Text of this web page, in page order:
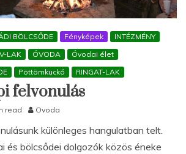
BÖLCSŐDE Fényképek
INTÉZMÉNY
LAK ÓVODA
Óvodai élet
Pöttömkuckó RINGAT-LAK
felvonulás
read Ovoda
különleges hangulatban telt.
és bölcsődei dolgozók közös éneke